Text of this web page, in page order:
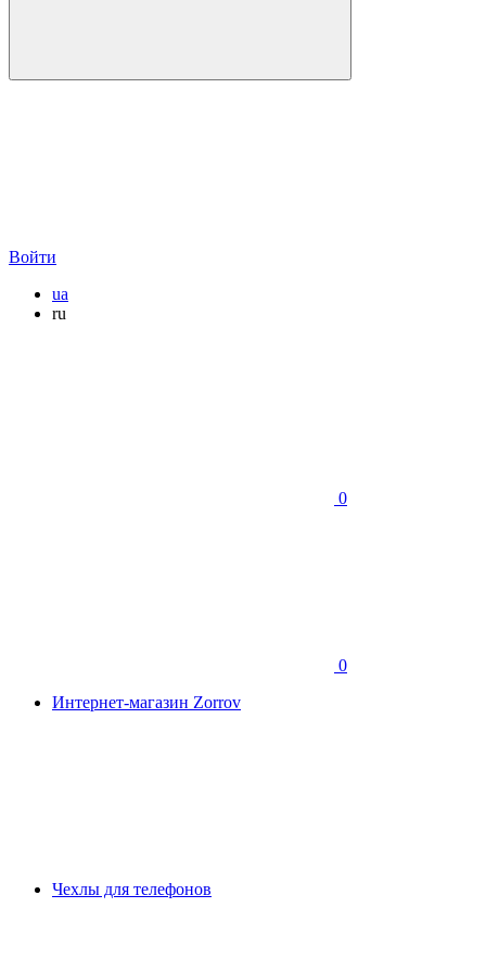
Войти
ua
ru
0
0
Интернет-магазин Zorrov
Чехлы для телефонов